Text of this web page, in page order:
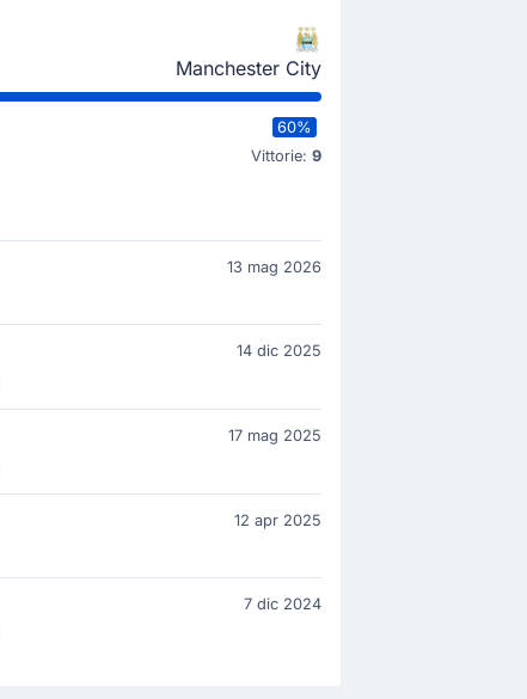
Manchester City
60%
Vittorie: 9
13 mag 2026
14 dic 2025
17 mag 2025
12 apr 2025
7 dic 2024